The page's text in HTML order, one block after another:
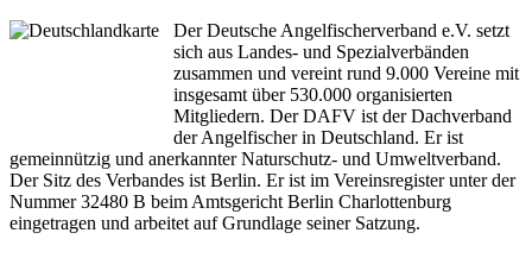
Der Deutsche Angelfischerverband e.V. setzt
sich aus Landes- und Spezialverbänden
zusammen und vereint rund 9.000 Vereine mit
insgesamt über 530.000 organisierten
Mitgliedern. Der DAFV ist der Dachverband
der Angelfischer in Deutschland. Er ist
gemeinnützig und anerkannter Naturschutz- und Umweltverband.
Der Sitz des Verbandes ist Berlin. Er ist im Vereinsregister unter der
Nummer 32480 B beim Amtsgericht Berlin Charlottenburg
eingetragen und arbeitet auf Grundlage seiner Satzung.